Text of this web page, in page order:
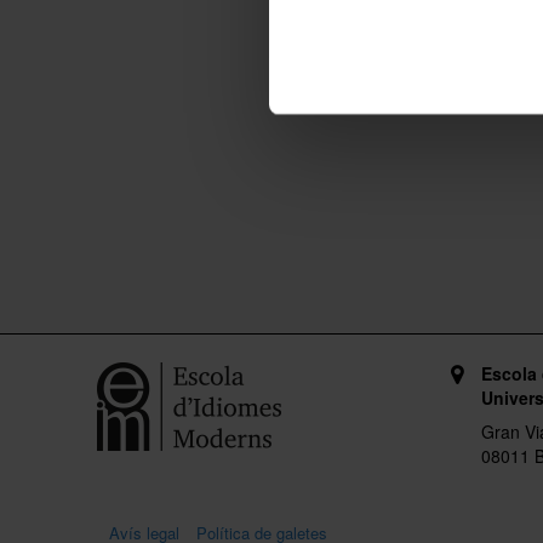
Escola
Gran
08011
Avís legal Política de galetes